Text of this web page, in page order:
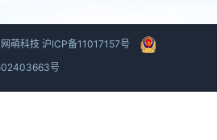
网萌科技 沪ICP备11017157号
号